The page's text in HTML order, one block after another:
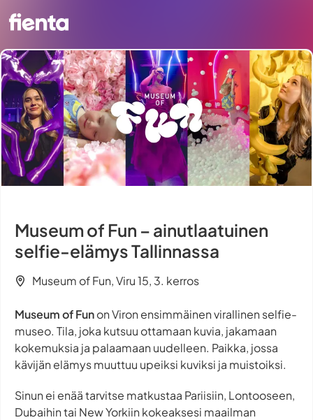
Museum of Fun – ainutlaatuinen
selfie-elämys Tallinnassa
Museum of Fun, Viru 15, 3. kerros
Museum of Funon Viron ensimmäinen virallinen selfie-
museo. Tila, joka kutsuu ottamaan kuvia, jakamaan
kokemuksia ja palaamaan uudelleen. Paikka, jossa
kävijän elämys muuttuu upeiksi kuviksi ja muistoiksi.
Sinun ei enää tarvitse matkustaa Pariisiin, Lontooseen,
Dubaihin tai New Yorkiin kokeaksesi maailman